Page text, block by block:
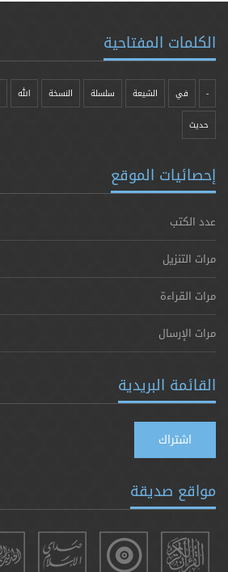
الكلمات المفتاحية
- في الشيعة سلسلة النسخة الله
حدیث
إحصائيات الموقع
عدد الكتب
مرات التنزيل
مرات القراءة
مرات الإرسال
القائمة البريدية
اشتراك
مواقع صديقة